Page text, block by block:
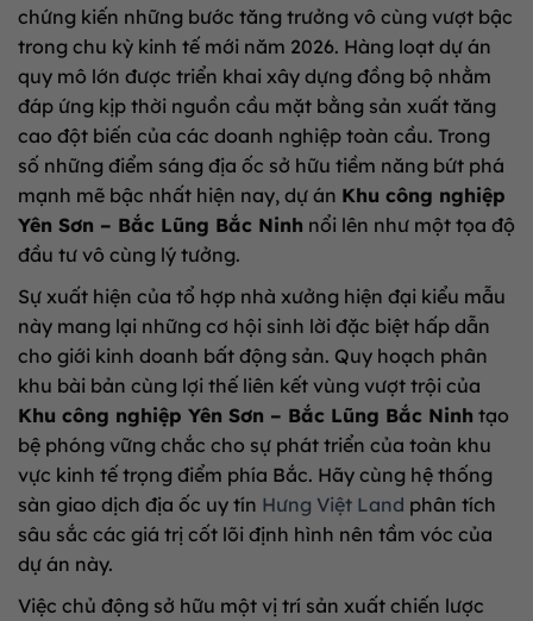
chứng kiến những bước tăng trưởng vô cùng vượt bậc
trong chu kỳ kinh tế mới năm 2026. Hàng loạt dự án
quy mô lớn được triển khai xây dựng đồng bộ nhằm
đáp ứng kịp thời nguồn cầu mặt bằng sản xuất tăng
cao đột biến của các doanh nghiệp toàn cầu. Trong
số những điểm sáng địa ốc sở hữu tiềm năng bứt phá
mạnh mẽ bậc nhất hiện nay, dự án Khu công nghiệp
Yên Sơn – Bắc Lũng Bắc Ninh nổi lên như một tọa độ
đầu tư vô cùng lý tưởng.
Sự xuất hiện của tổ hợp nhà xưởng hiện đại kiểu mẫu
này mang lại những cơ hội sinh lời đặc biệt hấp dẫn
cho giới kinh doanh bất động sản. Quy hoạch phân
khu bài bản cùng lợi thế liên kết vùng vượt trội của
Khu công nghiệp Yên Sơn – Bắc Lũng Bắc Ninh tạo
bệ phóng vững chắc cho sự phát triển của toàn khu
vực kinh tế trọng điểm phía Bắc. Hãy cùng hệ thống
sàn giao dịch địa ốc uy tín Hưng Việt Land phân tích
sâu sắc các giá trị cốt lõi định hình nên tầm vóc của
dự án này.
Việc chủ động sở hữu một vị trí sản xuất chiến lược